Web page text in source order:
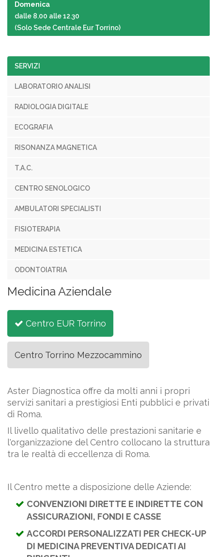
Domenica
dalle 8.00 alle 12.30
(Solo Sede Centrale Eur Torrino)
SERVIZI
LABORATORIO ANALISI
RADIOLOGIA DIGITALE
ECOGRAFIA
RISONANZA MAGNETICA
T.A.C.
CENTRO SENOLOGICO
AMBULATORI SPECIALISTI
FISIOTERAPIA
MEDICINA ESTETICA
ODONTOIATRIA
Medicina Aziendale
Centro EUR Torrino
Centro Torrino Mezzocammino
Aster Diagnostica offre da molti anni i propri
servizi sanitari a prestigiosi Enti pubblici e privati
di Roma.
Il livello qualitativo delle prestazioni sanitarie e
l'organizzazione del Centro collocano la struttura
tra le realtà di eccellenza di Roma.
Il Centro mette a disposizione delle Aziende:
CONVENZIONI DIRETTE E INDIRETTE CON
ASSICURAZIONI, FONDI E CASSE
ACCORDI PERSONALIZZATI PER CHECK-UP
DI MEDICINA PREVENTIVA DEDICATI AI